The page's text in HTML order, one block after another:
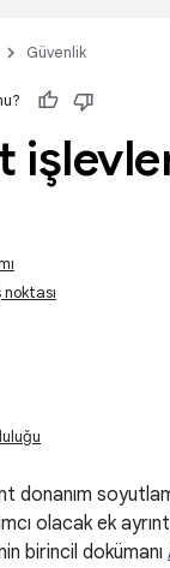
Güvenlik
donanım
olacak ek
birincil dokümanı